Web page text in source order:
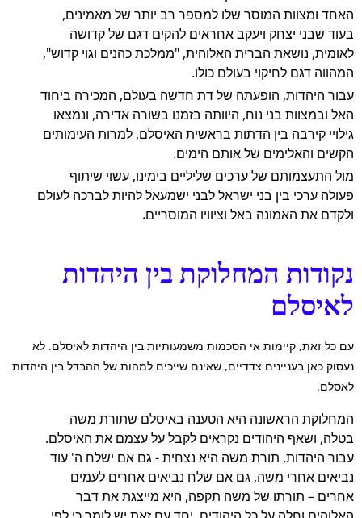
האחד ומצוות המוסר שלו למספר רב יותר של מאמינים,
בעוד שבני יצחק ויעקב אחראים להקים דגם של קדושה
לאומית, נושאת הברית האלוהית, "ממלכת כהנים וגוי קדוש",
המהווה דגם לחיקוי בעולם כולו.
עבור היהדות, הופעתה של דת חדשה בעולם, המכירה ביחוד
האל ובמצוות בני נוח, היוותה בזמנו בשורה אדירה, ונמצאו
גילויי קירבה בין הדתות בראשית האיסלם, למרות העימותים
הקשים והאלימים של אותם הימים.
מול התעצמותם של ערכים שליליים בימינו, עשוי שיתוף
פעולה ערכי בין בני ישראל לבני ישמעאל להיות לברכה לעולם
ולקדם את האמונה באל וציוויו המוסריים.
נקודות המחלוקת בין היהדות
לאיסלם
עם כל זאת, קיימות אי הסכמות משמעותיות בין היהדות לאיסלם. לא
נעסוק כאן בעניינים צדדיים, שאינם שייכים למהות של ההבדל בין היהדות
לאסלם.
המחלוקת הראשונה היא הטענה באיסלם שתורת משה
בטלה, ושאף היהודים נקראים לקבל על עצמם את האיסלם.
עבור היהדות, תורת משה היא נצחית - גם אם ישלח ה' עוד
נביאים אחרי משה, גם אם שלח נביאים אחרים לעמים
אחרים – תורתו של משה תקפה, היא מייצגת את דבר